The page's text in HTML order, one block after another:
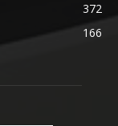
372
166